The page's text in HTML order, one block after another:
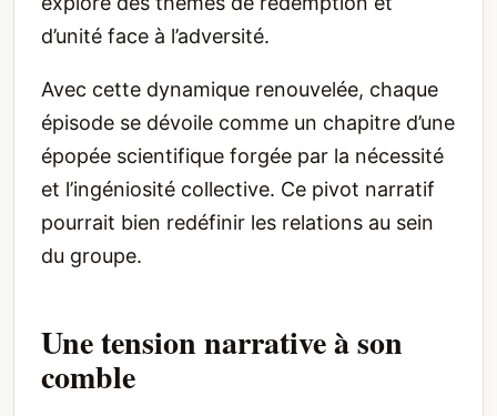
d’unité face à l’adversité.
Avec cette dynamique renouvelée, chaque
épisode se dévoile comme un chapitre d’une
épopée scientifique forgée par la nécessité
et l’ingéniosité collective. Ce pivot narratif
pourrait bien redéfinir les relations au sein
du groupe.
Une tension narrative à son
comble